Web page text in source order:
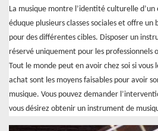
La musique montre l’identité culturelle
éduque plusieurs classes sociales et offre
pour des différentes cibles. Disposer un
réservé uniquement pour les professionnels
Tout le monde peut en avoir chez soi si
achat sont les moyens faisables pour avoir
musique. Vous pouvez demander
vous désirez obtenir un instrument de